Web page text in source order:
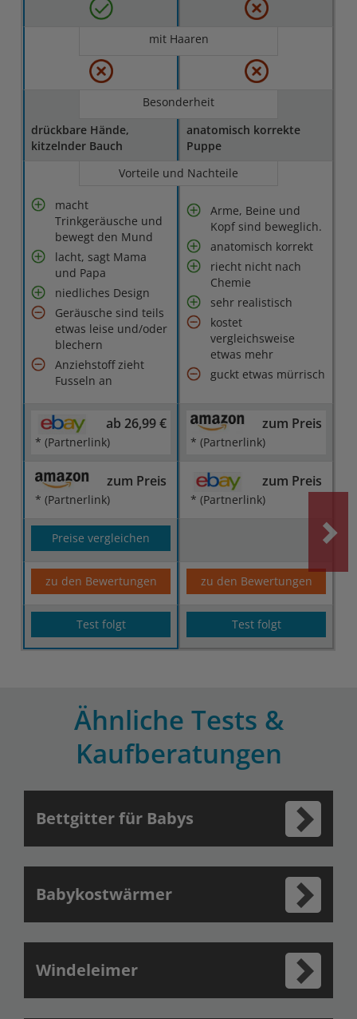
mit Haaren
Besonderheit
drückbare Hände,
kitzelnder Bauch
anatomisch korrekte
Puppe
Vorteile und Nachteile
macht
Trinkgeräusche und
bewegt den Mund
lacht, sagt Mama
und Papa
niedliches Design
Geräusche sind teils
etwas leise und/oder
blechern
Anziehstoff zieht
Fusseln an
Arme, Beine und
Kopf sind beweglich.
anatomisch korrekt
riecht nicht nach
Chemie
sehr realistisch
kostet
vergleichsweise
etwas mehr
guckt etwas mürrisch
ab 26,99 €
* (Partnerlink)
zum Preis
* (Partnerlink)
zum Preis
* (Partnerlink)
zum Preis
* (Partnerlink)
Preise vergleichen
zu den Bewertungen zu den Bewertungen
Test folgt Test folgt
Ähnliche Tests &
Kaufberatungen
Bettgitter für Babys
Babykostwärmer
Windeleimer